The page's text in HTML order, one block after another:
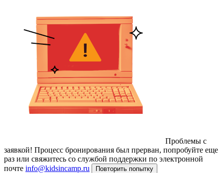
Проблемы с
заявкой! Процесс бронирования был прерван, попробуйте еще
раз или свяжитесь со службой поддержки по электронной
почте info@kidsincamp.ru Повторить попытку